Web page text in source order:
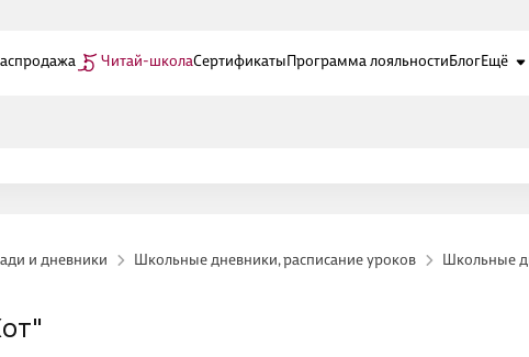
Читай-школаСертификатыПрограмма лояльностиБлогЕщё
и дневники Школьные дневники, расписание уроков Школьные